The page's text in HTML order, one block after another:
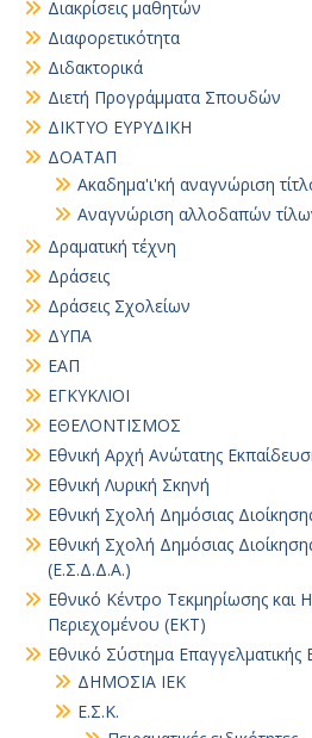
Διακρίσεις μαθητών
Διαφορετικότητα
Διδακτορικά
Διετή Προγράμματα Σπουδών
ΔΙΚΤΥΟ ΕΥΡΥΔΙΚΗ
ΔΟΑΤΑΠ
Ακαδημα'ι'κή αναγνώριση
Αναγνώριση αλλοδαπών
Δραματική τέχνη
Δράσεις
Δράσεις Σχολείων
ΔΥΠΑ
ΕΑΠ
ΕΓΚΥΚΛΙΟΙ
ΕΘΕΛΟΝΤΙΣΜΟΣ
Εθνική Αρχή Ανώτατης
Εθνική Λυρική Σκηνή
Εθνική Σχολή Δημόσιας
Εθνική Σχολή Δημόσιας
(Ε.Σ.Δ.Δ.Α.)
Εθνικό Κέντρο Τεκμηρίωσης και
Περιεχομένου (ΕΚΤ)
Εθνικό Σύστημα Επαγγελματικής
ΔΗΜΟΣΙΑ ΙΕΚ
Ε.Σ.Κ.